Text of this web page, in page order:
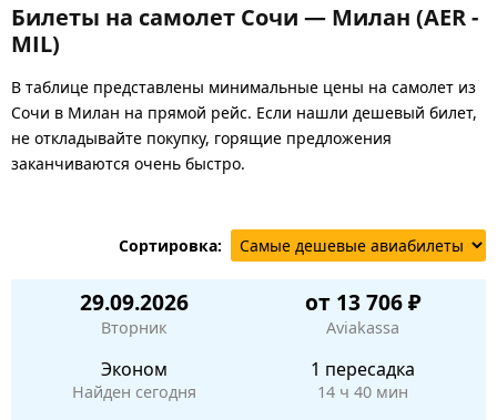
Билеты на самолет Сочи — Милан (AER -
MIL)
В таблице представлены минимальные цены на самолет из
Сочи в Милан на прямой рейс. Если нашли дешевый билет,
не откладывайте покупку, горящие предложения
заканчиваются очень быстро.
Сортировка:
29.09.2026
Вторник
от 13 706 ₽
Aviakassa
Эконом
Найден сегодня
1 пересадка
14 ч 40 мин